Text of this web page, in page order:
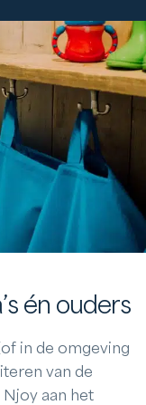
én ouders
in de omgeving
van de
aan het